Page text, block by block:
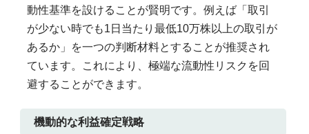
動性基準を設けることが賢明です。例えば「取引
が少ない時でも1日当たり最低10万株以上の取引が
あるか」を一つの判断材料とすることが推奨され
ています。これにより、極端な流動性リスクを回
避することができます。
機動的な利益確定戦略